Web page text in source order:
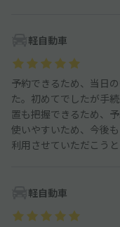
軽自動車
予約できるため、当日
た。初めてでしたが手
置も把握できるため、
使いやすいため、今後
利用させていただこうと
軽自動車